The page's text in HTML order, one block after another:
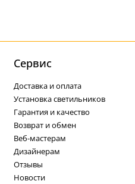
Cервис
Доставка и оплата
Установка светильников
Гарантия и качество
Возврат и обмен
Веб-мастерам
Дизайнерам
Отзывы
Новости